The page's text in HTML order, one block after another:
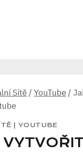
Sítě / YouTube /
YOUTUBE